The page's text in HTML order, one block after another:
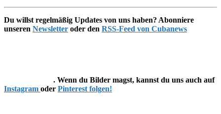
Du willst regelmäßig Updates von uns haben? Abonniere
unseren Newsletter oder den RSS-Feed von Cubanews
. Wenn du Bilder magst, kannst du uns auch auf
Instagram oder Pinterest folgen!